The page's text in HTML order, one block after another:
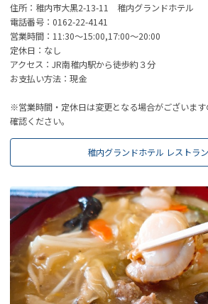
住所：稚内市大黒2-13-11 稚内グランドホテル
電話番号：0162-22-4141
営業時間：11:30～15:00,17:00～20:00
定休日：なし
アクセス：JR南稚内駅から徒歩約３分
お支払い方法：現金
※営業時間・定休日は変更となる場合がございま
確認ください。
稚内グランドホテル レストラ